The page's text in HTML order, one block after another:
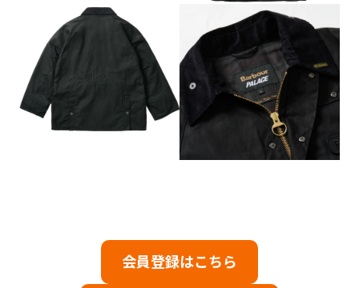
会員登録はこちら